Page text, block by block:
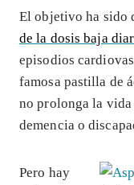
El objetivo ha sido
de la dosis baja
episodios
famosa pastilla de
no prolonga la
demencia o
Pero hay